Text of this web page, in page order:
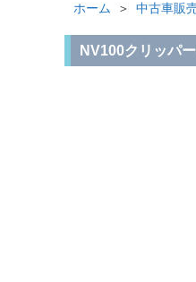
ホーム 中古車販
NV100クリッパ